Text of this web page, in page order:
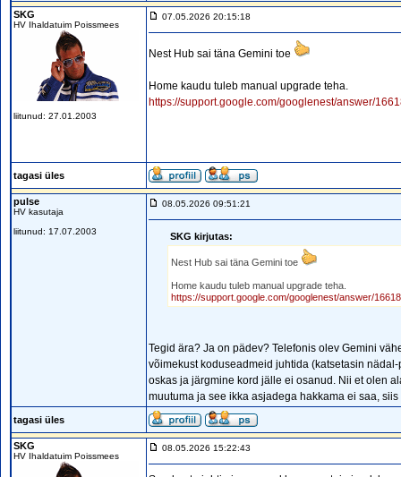
SKG
HV Ihaldatuim Poissmees
liitunud: 27.01.2003
07.05.2026 20:15:18
Nest Hub sai täna Gemini toe
Home kaudu tuleb manual upgrade teha.
https://support.google.com/googlenest/answer/
tagasi üles
pulse
HV kasutaja
liitunud: 17.07.2003
08.05.2026 09:51:21
SKG kirjutas:
Nest Hub sai täna Gemini toe
Home kaudu tuleb manual upgrade teha.
https://support.google.com/googlenest/answer/
Tegid ära? Ja on pädev? Telefonis olev Gemini
võimekust koduseadmeid juhtida (katsetasin
oskas ja järgmine kord jälle ei osanud. Nii et olen
muutuma ja see ikka asjadega hakkama ei saa,
tagasi üles
SKG
HV Ihaldatuim Poissmees
08.05.2026 15:22:43